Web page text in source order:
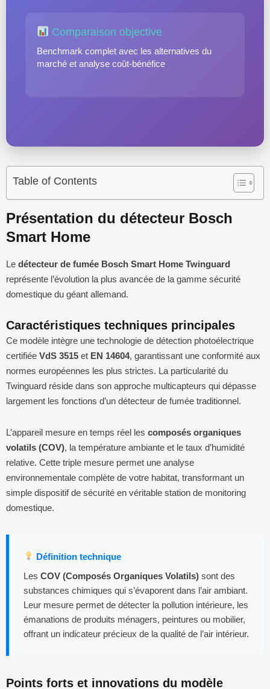
Comparaison objective
Benchmark complet avec les alternatives du
marché et analyse coût-bénéfice
Table of Contents
Présentation du détecteur Bosch
Smart Home
Le détecteur de fumée Bosch Smart Home Twinguard
représente l’évolution la plus avancée de la gamme sécurité
domestique du géant allemand.
Caractéristiques techniques principales
Ce modèle intègre une technologie de détection photoélectrique
certifiée VdS 3515 et EN 14604, garantissant une conformité aux
normes européennes les plus strictes. La particularité du
Twinguard réside dans son approche multicapteurs qui dépasse
largement les fonctions d’un détecteur de fumée traditionnel.
L’appareil mesure en temps réel les composés organiques
volatils (COV), la température ambiante et le taux d’humidité
relative. Cette triple mesure permet une analyse
environnementale complète de votre habitat, transformant un
simple dispositif de sécurité en véritable station de monitoring
domestique.
Définition technique
Les COV (Composés Organiques Volatils) sont des
substances chimiques qui s’évaporent dans l’air ambiant.
Leur mesure permet de détecter la pollution intérieure, les
émanations de produits ménagers, peintures ou mobilier,
offrant un indicateur précieux de la qualité de l’air intérieur.
Points forts et innovations du modèle